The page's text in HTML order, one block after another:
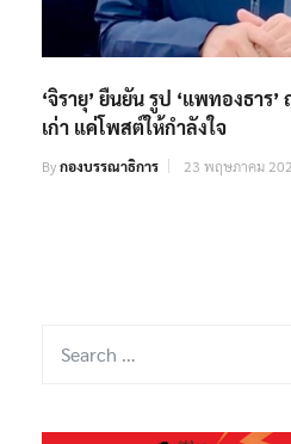
‘จิรายุ’ ยืนยัน รูป ‘แพทองธาร
เก่า แค่โพสต์ให้กำลังใจ
Byกองบรรณาธิการ 23 พฤษภาคม